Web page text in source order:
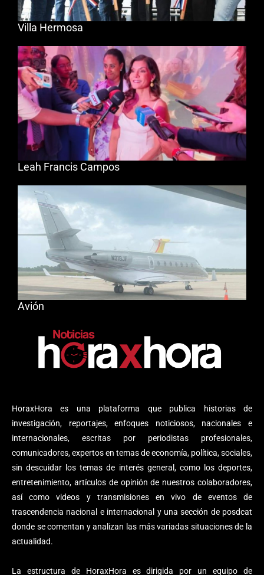
HoraxHora es una plataforma que publica historias de
investigación, reportajes, enfoques noticiosos, nacionales e
internacionales, escritas por periodistas profesionales,
comunicadores, expertos en temas de economía, política, sociales,
sin descuidar los temas de interés general, como los deportes,
entretenimiento, artículos de opinión de nuestros colaboradores,
así como videos y transmisiones en vivo de eventos de
trascendencia nacional e internacional y una sección de posdcat
donde se comentan y analizan las más variadas situaciones de la
actualidad.
La estructura de HoraxHora es dirigida por un equipo de
Villa Hermosa
Leah Francis Campos
Avión